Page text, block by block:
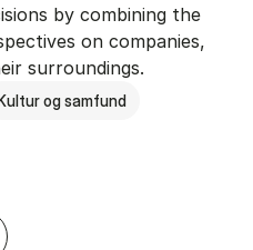
by combining the
on companies,
surroundings.
og samfund
in Busi­ness Ad­min­is­tra­tion